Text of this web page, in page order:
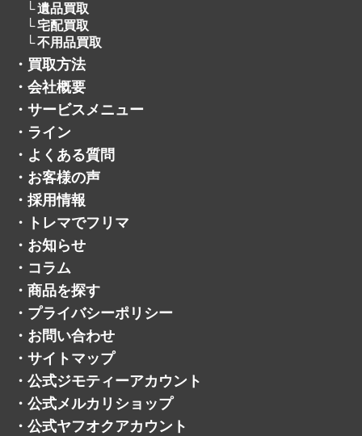
遺品買取
宅配買取
不用品買取
・ 買取方法
・ 会社概要
・ サービスメニュー
・ ライン
・ よくある質問
・ お客様の声
・ 採用情報
・
トレマでフリマ
・ お知らせ
・ コラム
・ 商品を探す
・ プライバシーポリシー
・ お問い合わせ
・ サイトマップ
・ 公式ジモティーアカウント
・ 公式メルカリショップ
・ 公式ヤフオクアカウント